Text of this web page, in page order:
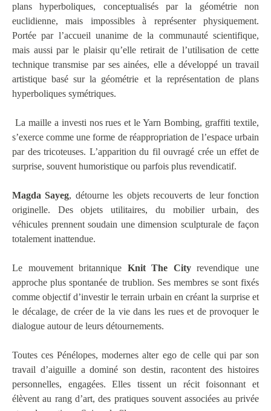
plans hyperboliques, conceptualisés par la géométrie non
euclidienne, mais impossibles à représenter physiquement.
Portée par l’accueil unanime de la communauté scientifique,
mais aussi par le plaisir qu’elle retirait de l’utilisation de cette
technique transmise par ses ainées, elle a développé un travail
artistique basé sur la géométrie et la représentation de plans
hyperboliques symétriques.
La maille a investi nos rues et le Yarn Bombing, graffiti textile,
s’exerce comme une forme de réappropriation de l’espace urbain
par des tricoteuses. L’apparition du fil ouvragé crée un effet de
surprise, souvent humoristique ou parfois plus revendicatif.
Magda Sayeg, détourne les objets recouverts de leur fonction
originelle. Des objets utilitaires, du mobilier urbain, des
véhicules prennent soudain une dimension sculpturale de façon
totalement inattendue.
Le mouvement britannique Knit The Cityrevendique une
approche plus spontanée de trublion. Ses membres se sont fixés
comme objectif d’investir le terrain urbain en créant la surprise et
le décalage, de créer de la vie dans les rues et de provoquer le
dialogue autour de leurs détournements.
Toutes ces Pénélopes, modernes alter ego de celle qui par son
travail d’aiguille a dominé son destin, racontent des histoires
personnelles, engagées. Elles tissent un récit foisonnant et
élèvent au rang d’art, des pratiques souvent associées au privée